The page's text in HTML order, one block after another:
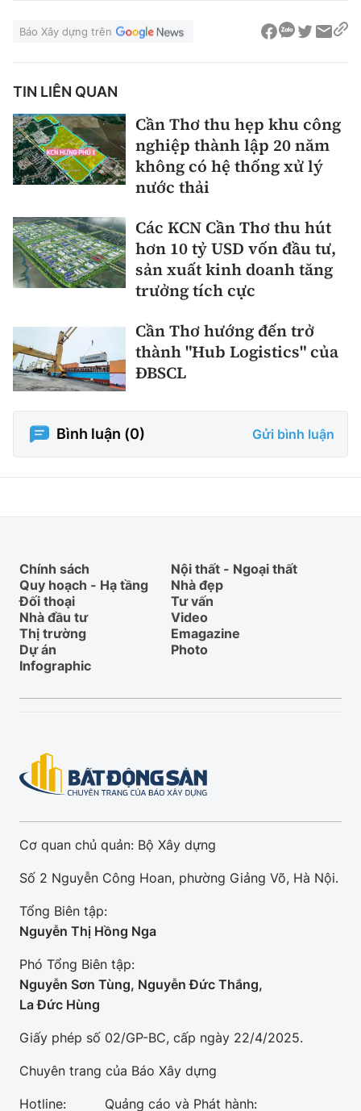
Báo Xây dựng trên
TIN LIÊN QUAN
Cần Thơ thu hẹp khu công
nghiệp thành lập 20 năm
không có hệ thống xử lý
nước thải
Các KCN Cần Thơ thu hút
hơn 10 tỷ USD vốn đầu tư,
sản xuất kinh doanh tăng
trưởng tích cực
Cần Thơ hướng đến trở
thành "Hub Logistics" của
ĐBSCL
Bình luận (0) Gửi bình luận
Chính sách
Nội thất - Ngoại thất
Quy hoạch - Hạ tầng
Nhà đẹp
Đối thoại
Tư vấn
Nhà đầu tư
Video
Thị trường
Emagazine
Dự án
Photo
Infographic
Cơ quan chủ quản: Bộ Xây dựng
Số 2 Nguyễn Công Hoan, phường Giảng Võ, Hà Nội.
Tổng Biên tập:
Nguyễn Thị Hồng Nga
Phó Tổng Biên tập:
Nguyễn Sơn Tùng, Nguyễn Đức Thắng,
La Đức Hùng
Giấy phép số 02/GP-BC, cấp ngày 22/4/2025.
Chuyên trang của Báo Xây dựng
Hotline: Quảng cáo và Phát hành: